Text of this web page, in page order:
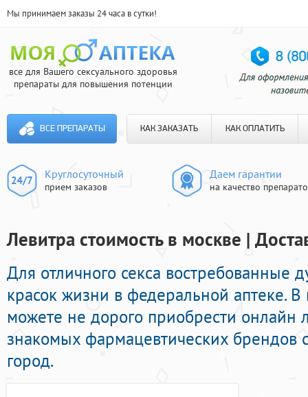
Мы принимаем заказы 24 часа в сутки!
все для Вашего сексуального здоровья
препараты для повышения потенции
ВСЕ ПРЕПАРАТЫ КАК ЗАКАЗАТЬ КАК ОПЛАТИТЬ
Круглосуточный
прием заказов
Даем гарантии
на качество
Левитра стоимость в москве |
Для отличного секса востребованные
красок жизни в федеральной аптеке.
можете не дорого приобрести
знакомых фармацевтических брендов
город.